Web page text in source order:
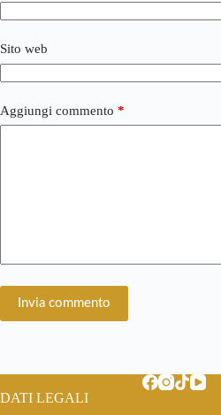
Sito web
Aggiungi commento *
Invia commento
DATI LEGALI